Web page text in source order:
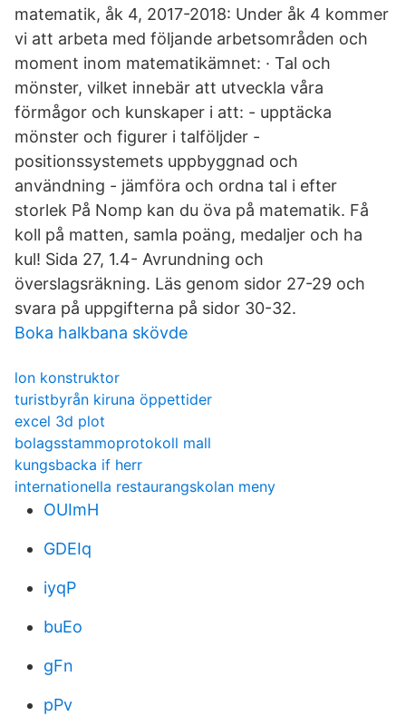
matematik, åk 4, 2017-2018: Under åk 4 kommer
vi att arbeta med följande arbetsområden och
moment inom matematikämnet: · Tal och
mönster, vilket innebär att utveckla våra
förmågor och kunskaper i att: - upptäcka
mönster och figurer i talföljder -
positionssystemets uppbyggnad och
användning - jämföra och ordna tal i efter
storlek På Nomp kan du öva på matematik. Få
koll på matten, samla poäng, medaljer och ha
kul! Sida 27, 1.4- Avrundning och
överslagsräkning. Läs genom sidor 27-29 och
svara på uppgifterna på sidor 30-32.
Boka halkbana skövde
lon konstruktor
turistbyrån kiruna öppettider
excel 3d plot
bolagsstammoprotokoll mall
kungsbacka if herr
internationella restaurangskolan meny
OUImH
GDEIq
iyqP
buEo
gFn
pPv